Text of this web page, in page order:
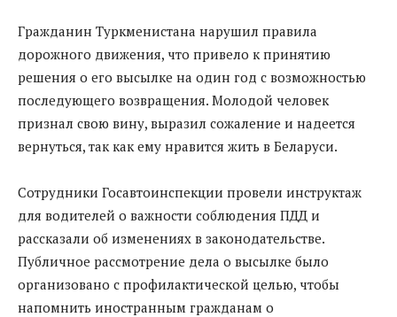
Гражданин Туркменистана нарушил правила
дорожного движения, что привело к принятию
решения о его высылке на один год с возможностью
последующего возвращения. Молодой человек
признал свою вину, выразил сожаление и надеется
вернуться, так как ему нравится жить в Беларуси.
Сотрудники Госавтоинспекции провели инструктаж
для водителей о важности соблюдения ПДД и
рассказали об изменениях в законодательстве.
Публичное рассмотрение дела о высылке было
организовано с профилактической целью, чтобы
напомнить иностранным гражданам о